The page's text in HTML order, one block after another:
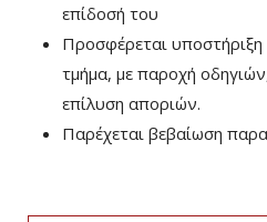
επίδοσή του
Προσφέρεται υποστήριξη
τμήμα, με παροχή
επίλυση αποριών.
Παρέχεται βεβαίωση